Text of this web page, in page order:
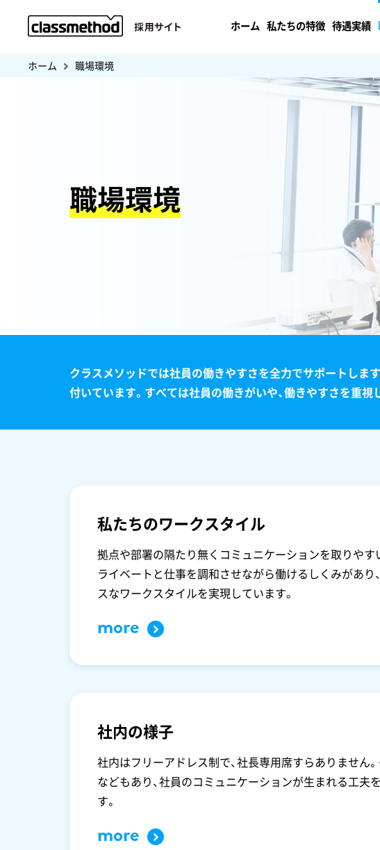
ホーム 私たちの特徴 待遇実績
ホーム 職場環境
職場環境
クラスメソッドでは社員の働きやすさを全力でサポートしま
付いています。すべては社員の働きがいや、働きやすさを重視
私たちのワークスタイル
拠点や部署の隔たり無くコミュニケーションを取りやす
ライベートと仕事を調和させながら働けるしくみがあり
スなワークスタイルを実現しています。
more
社内の様子
社内はフリーアドレス制で、社長専用席すらありません
などもあり、社員のコミュニケーションが生まれる工夫
す。
more